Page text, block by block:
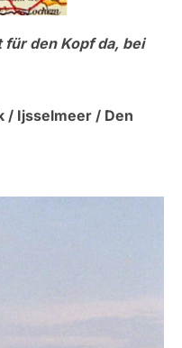
den Kopf da, bei
/ Ijsselmeer / Den